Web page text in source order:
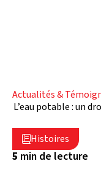
Actualités &
L’eau potable : un
 Histoires
5 min de lecture